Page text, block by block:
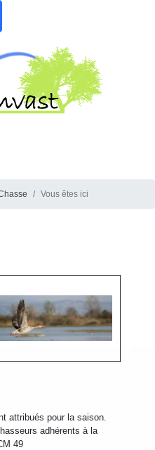
Vous êtes ici
attribués pour la saison.
adhérents à la
49